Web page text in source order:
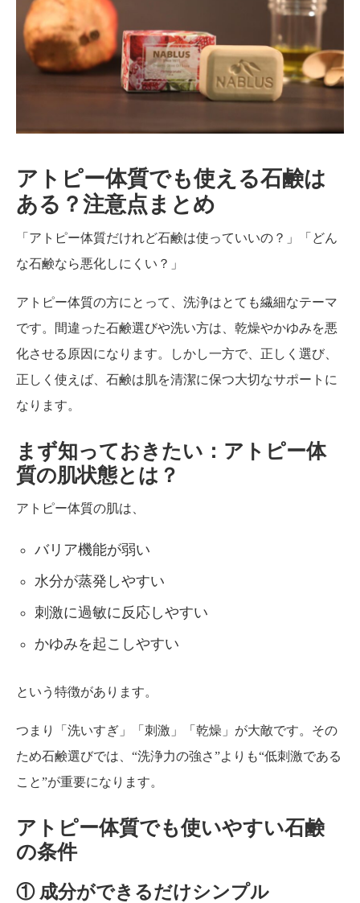
注意
点ま
とめ
アトピー体質でも使える石鹸は
ある？注意点まとめ
「アトピー体質だけれど石鹸は使っていいの？」「どん
な石鹸なら悪化しにくい？」
アトピー体質の方にとって、洗浄はとても繊細なテーマ
です。間違った石鹸選びや洗い方は、乾燥やかゆみを悪
化させる原因になります。しかし一方で、正しく選び、
正しく使えば、石鹸は肌を清潔に保つ大切なサポートに
なります。
まず知っておきたい：アトピー体
質の肌状態とは？
アトピー体質の肌は、
バリア機能が弱い
水分が蒸発しやすい
刺激に過敏に反応しやすい
かゆみを起こしやすい
という特徴があります。
つまり「洗いすぎ」「刺激」「乾燥」が大敵です。その
ため石鹸選びでは、“洗浄力の強さ”よりも“低刺激である
こと”が重要になります。
アトピー体質でも使いやすい石鹸
の条件
① 成分ができるだけシンプル